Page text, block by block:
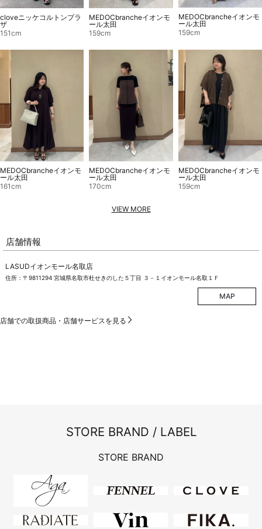
cloveニッケコルトンプラ
ザ
151cm
MEDOCbrancheイオンモ
ール太田
159cm
MEDOCbrancheイオンモ
ール太田
159cm
MEDOCbrancheイオンモ
ール太田
161cm
MEDOCbrancheイオンモ
ール太田
170cm
MEDOCbrancheイオンモ
ール太田
159cm
VIEW MORE
店舗情報
LASUDイオンモール名取店
住所：〒9811294 宮城県名取市杜せきのした５丁目 ３－１イオンモール名取１Ｆ
MAP
店舗での取扱商品・店舗サービスを見る
STORE BRAND / LABEL
STORE BRAND